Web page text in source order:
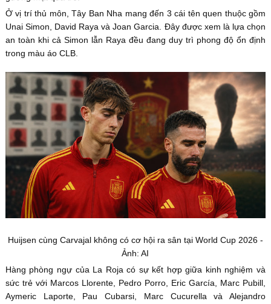
Ở vị trí thủ môn, Tây Ban Nha mang đến 3 cái tên quen thuộc gồm
Unai Simon, David Raya và Joan Garcia. Đây được xem là lựa chọn
an toàn khi cả Simon lẫn Raya đều đang duy trì phong độ ổn định
trong màu áo CLB.
Huijsen cùng Carvajal không có cơ hội ra sân tại World Cup 2026 -
Ảnh: AI
Hàng phòng ngự của La Roja có sự kết hợp giữa kinh nghiệm và
sức trẻ với Marcos Llorente, Pedro Porro, Eric García, Marc Pubill,
Aymeric Laporte, Pau Cubarsi, Marc Cucurella và Alejandro